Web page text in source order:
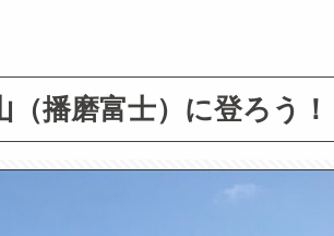
播磨富士）に登ろう！